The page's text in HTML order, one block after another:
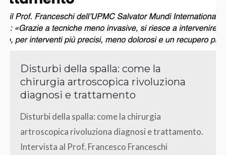
Disturbi della spalla: come la
chirurgia artroscopica rivoluziona
diagnosi e trattamento
Disturbi della spalla: come la chirurgia
artroscopica rivoluziona diagnosi e trattamento.
Intervista al Prof. Francesco Franceschi